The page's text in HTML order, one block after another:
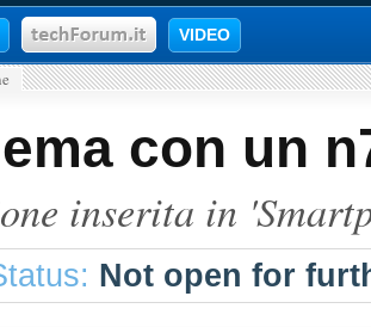
VIDEO
con un
inserita in '
Not open for